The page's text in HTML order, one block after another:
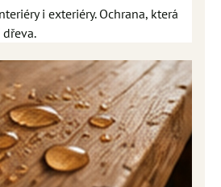
i exteriéry. Ochrana, která